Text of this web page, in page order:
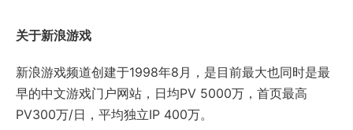
关于新浪游戏
新浪游戏频道创建于1998年8月，是目前最大也同时是最
早的中文游戏门户网站，日均PV 5000万，首页最高
PV300万/日，平均独立IP 400万。